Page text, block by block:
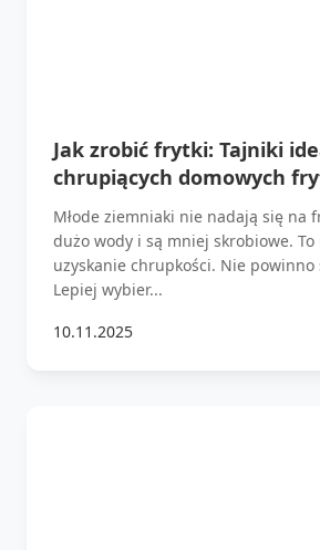
Jak zrobić frytki: Tajniki
chrupiących domowych
Młode ziemniaki nie nadają się na
dużo wody i są mniej skrobiowe.
uzyskanie chrupkości. Nie powinno
Lepiej wybier...
10.11.2025